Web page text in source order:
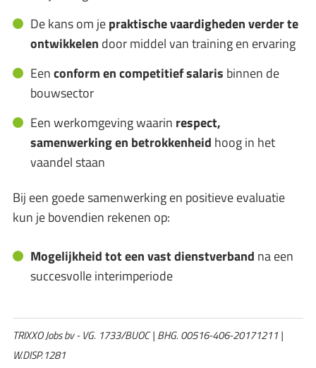
De kans om jepraktische vaardigheden verder te
ontwikkelen door middel van training en ervaring
Eenconform en competitief salaris binnen de
bouwsector
Een werkomgeving waarin respect,
samenwerking en betrokkenheid hoog in het
vaandel staan
Bij een goede samenwerking en positieve evaluatie
kun je bovendien rekenen op:
Mogelijkheid tot een vast dienstverband na een
succesvolle interimperiode
TRIXXO Jobs bv - VG. 1733/BUOC | BHG. 00516-406-20171211 |
W.DISP.1281